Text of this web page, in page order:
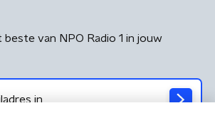
beste van NPO Radio 1 in jouw